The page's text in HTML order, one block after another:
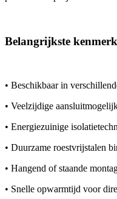
Belangrijkste
• Beschikbaar in
• Veelzijdige
• Energiezuinige
• Duurzame roestvrijstalen
• Hangend of staande
• Snelle opwarmtijd voor